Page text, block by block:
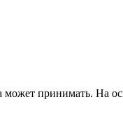
может принимать. На